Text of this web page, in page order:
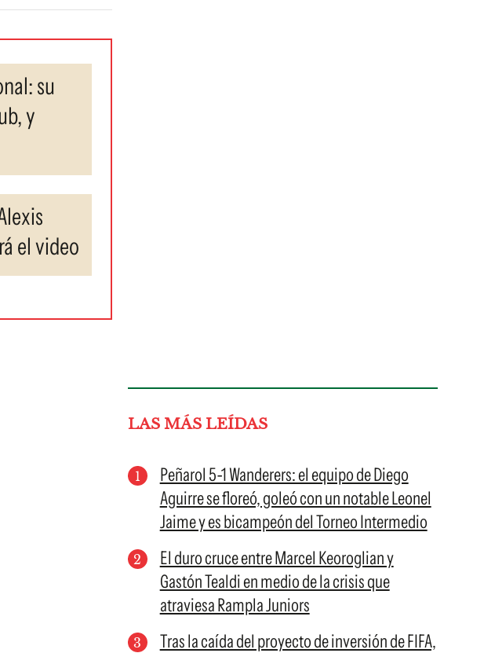
su
y
el video
LAS MÁS LEÍDAS
Peñarol 5-1 Wanderers: el equipo de Diego
Aguirre se floreó, goleó con un notable Leonel
Jaime y es bicampeón del Torneo Intermedio
El duro cruce entre Marcel Keoroglian y
Gastón Tealdi en medio de la crisis que
atraviesa Rampla Juniors
Tras la caída del proyecto de inversión de FIFA,